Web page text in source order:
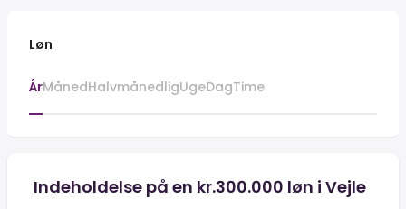
Løn
ÅrMånedHalvmånedligUgeDagTime
Indeholdelse på en kr.300.000 løn i Vejle